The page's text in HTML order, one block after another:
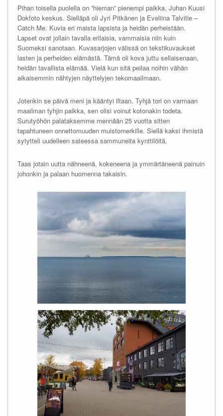
Pihan toisella puolella on ”hieman” pienempi paikka, Juhan Kuusi
Dokfoto keskus. Sielläpä oli Jyri Pitkänen ja Eveliina Talvitie –
Catch Me. Kuvia eri maista lapsista ja heidän perheistään.
Lapset ovat jollain tavalla erilaisia, vammaisia niin kuin
Suomeksi sanotaan. Kuvasarjojen välissä on tekstikuvaukset
lasten ja perheiden elämästä. Tämä oli kova juttu sellaisenaan,
heidän tavallista elämää. Vielä kun sitä peilaa noihin vähän
aikaisemmin nähtyjen näyttelyjen tekomaailmaan.
Jotenkin se päivä meni ja kääntyi iltaan. Tyhjä tori on varmaan
maailman tyhjin paikka, sen olisi voinut kotonakin todeta.
Surutyöhön palataksemme mennään 25 vuotta sitten
tapahtuneen onnettomuuden muistomerkille. Siellä kaksi ihmistä
sytytteli uudelleen sateessa sammuneita kynttilöitä.
Taas jotain uutta nähneenä, kokeneena ja ymmärtäneenä painuin
johonkin ja palaan huomenna takaisin.